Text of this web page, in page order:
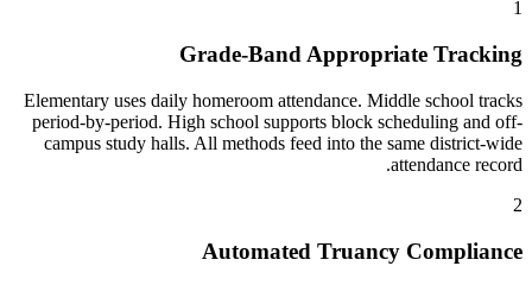
1
Grade-Band Appropriate Tracking
Elementary uses daily homeroom attendance. Middle school tracks
period-by-period. High school supports block scheduling and off-
campus study halls. All methods feed into the same district-wide
attendance record.
2
Automated Truancy Compliance